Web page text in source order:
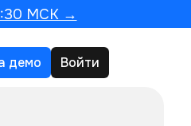
МСК →
демо Войти